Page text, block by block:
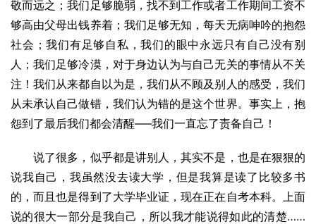
敬而远之；我们足够脆弱，找不到工作或者工作期间工资不
够高由父母出钱养着；我们足够无知，每天无病呻吟的抱怨
社会；我们有足够自私，我们的眼中永远只有自己没有别
人；我们足够冷漠，对于身边认为与自己无关的事情从不关
注！我们从来都自以为是，我们从不顾及别人的感受，我们
从未承认自己做错，我们认为错的是这个世界。事实上，抱
怨到了最后我们都会清醒—–我们一直忘了责备自己！
说了很多，似乎都是讲别人，其实不是，也是在狠狠的
说我自己，我虽然没去读大学，但是我算是读了比较多书
的，而且也是得到了大学毕业证，现在正在自考本科。上面
说的很大一部分是我自己，所以我才能说得如此的清楚……